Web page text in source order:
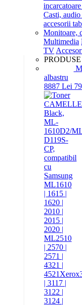
Casti,
accesorii
Monitoare,
Multimedia
TV
albastru
8887 Lei 79